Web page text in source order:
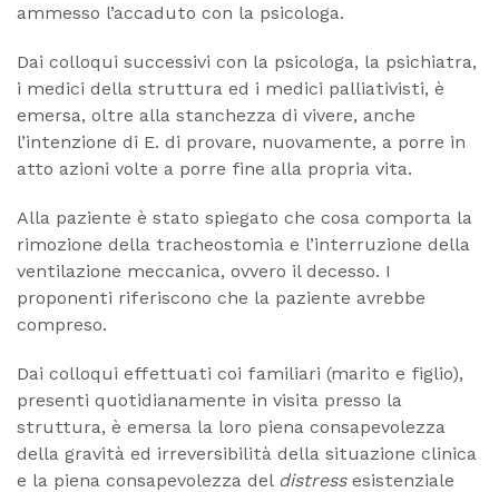
ammesso l’accaduto con la psicologa.
Dai colloqui successivi con la psicologa, la psichiatra,
i medici della struttura ed i medici palliativisti, è
emersa, oltre alla stanchezza di vivere, anche
l’intenzione di E. di provare, nuovamente, a porre in
atto azioni volte a porre fine alla propria vita.
Alla paziente è stato spiegato che cosa comporta la
rimozione della tracheostomia e l’interruzione della
ventilazione meccanica, ovvero il decesso. I
proponenti riferiscono che la paziente avrebbe
compreso.
Dai colloqui effettuati coi familiari (marito e figlio),
presenti quotidianamente in visita presso la
struttura, è emersa la loro piena consapevolezza
della gravità ed irreversibilità della situazione clinica
e la piena consapevolezza del distressesistenziale